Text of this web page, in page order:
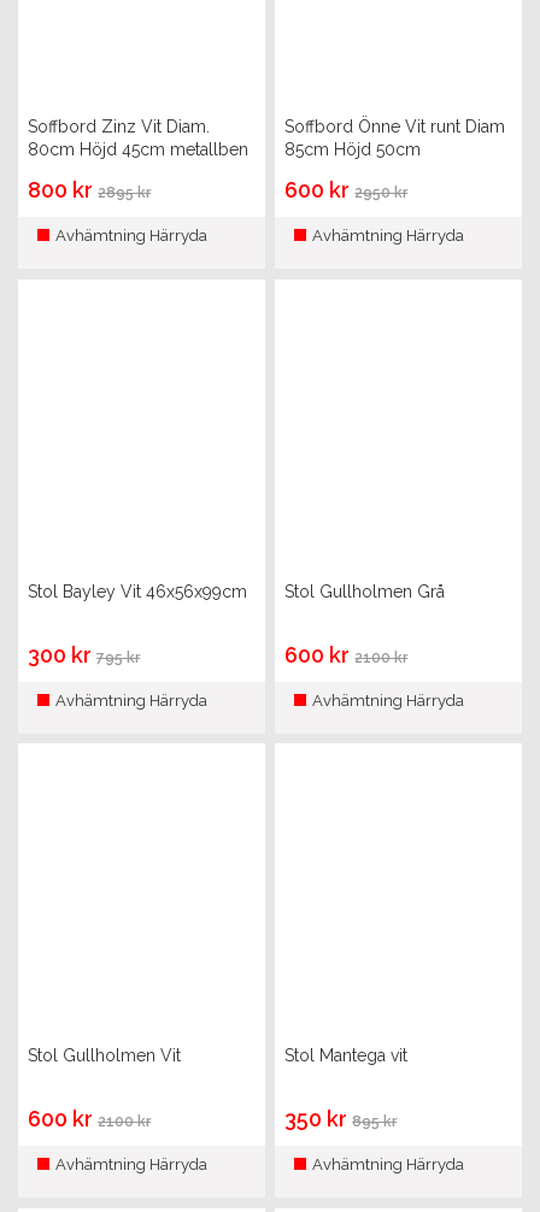
Soffbord Zinz Vit Diam.
80cm Höjd 45cm metallben
800 kr2895 kr
Avhämtning Härryda
Soffbord Önne Vit runt Diam
85cm Höjd 50cm
600 kr2950 kr
Avhämtning Härryda
Stol Bayley Vit 46x56x99cm
300 kr795 kr
Avhämtning Härryda
Stol Gullholmen Grå
600 kr2100 kr
Avhämtning Härryda
Stol Gullholmen Vit
600 kr2100 kr
Avhämtning Härryda
Stol Mantega vit
350 kr895 kr
Avhämtning Härryda